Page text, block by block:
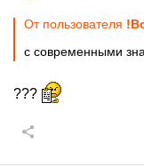
От пользователя
с современными
???